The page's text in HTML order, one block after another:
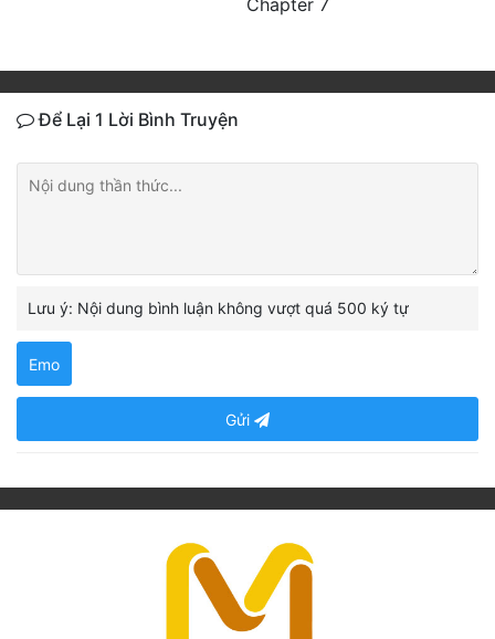
Để Lại 1 Lời Bình Truyện
Lưu ý: Nội dung bình luận không vượt quá 500 ký tự
Emo
Gửi